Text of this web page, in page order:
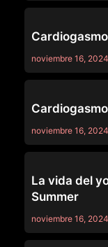
noviembre 16, 2024
noviembre 16, 2024
La vida del
Summer
noviembre 16, 2024